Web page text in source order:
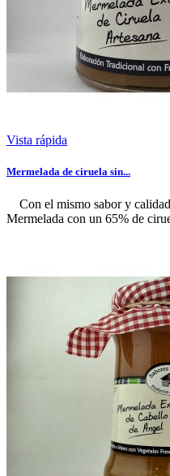
Vista rápida
Mermelada de ciruela sin...
Con el mismo sabor y calidad
Mermelada con un 65% de